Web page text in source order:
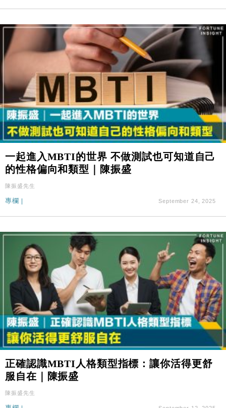
一起進入MBTI的世界 不做測試也可知道自己
的性格偏向和類型｜陳振盛
陳振盛先生
專欄 | September 24, 2025
正確認識MBTI人格類型指標：讓你活得更舒
服自在｜陳振盛
陳振盛先生